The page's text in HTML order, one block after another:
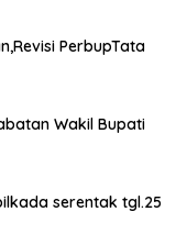
PerbupTata
Wakil Bupati
serentak tgl.25